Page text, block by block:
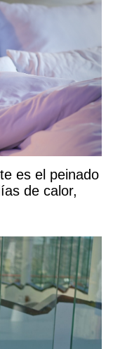
es el peinado
de calor,